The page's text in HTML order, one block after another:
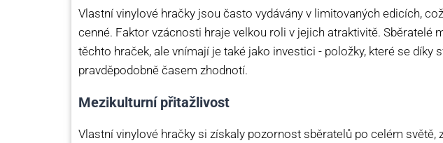
Vlastní vinylové hračky jsou často vydávány v limitovaných edicích,
cenné. Faktor vzácnosti hraje velkou roli v jejich atraktivitě. Sběratelé
těchto hraček, ale vnímají je také jako investici - položky, které se díky
pravděpodobně časem zhodnotí.
Mezikulturní přitažlivost
Vlastní vinylové hračky si získaly pozornost sběratelů po celém světě,